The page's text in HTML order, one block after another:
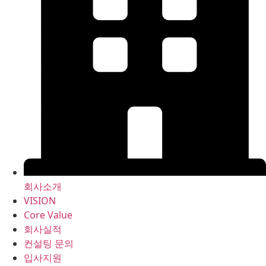
회사소개
VISION
Core Value
회사실적
컨설팅 문의
입사지원